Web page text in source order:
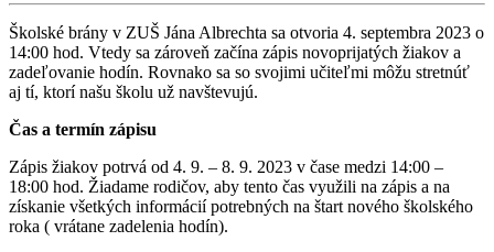
Školské brány v ZUŠ Jána Albrechta sa otvoria 4. septembra 2023 o
14:00 hod. Vtedy sa zároveň začína zápis novoprijatých žiakov a
zadeľovanie hodín. Rovnako sa so svojimi učiteľmi môžu stretnúť
aj tí, ktorí našu školu už navštevujú.
Čas a termín zápisu
Zápis žiakov potrvá od 4. 9. – 8. 9. 2023 v čase medzi 14:00 –
18:00 hod. Žiadame rodičov, aby tento čas využili na zápis a na
získanie všetkých informácií potrebných na štart nového školského
roka ( vrátane zadelenia hodín).